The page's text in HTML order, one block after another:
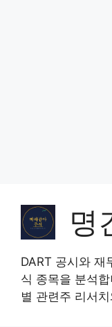
명
DART 공시와 재
식 종목을 분석합
별 관련주 리서